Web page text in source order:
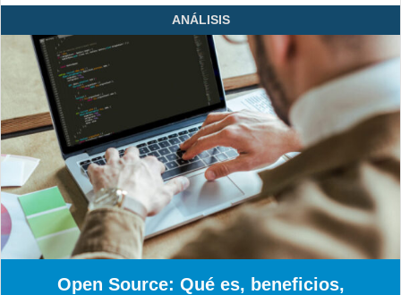
ANÁLISIS
Open Source: Qué es, beneficios,